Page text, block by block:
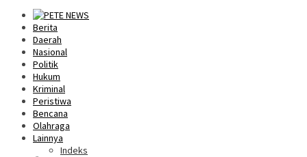
Berita
Daerah
Nasional
Politik
Hukum
Kriminal
Peristiwa
Bencana
Olahraga
Lainnya
Indeks